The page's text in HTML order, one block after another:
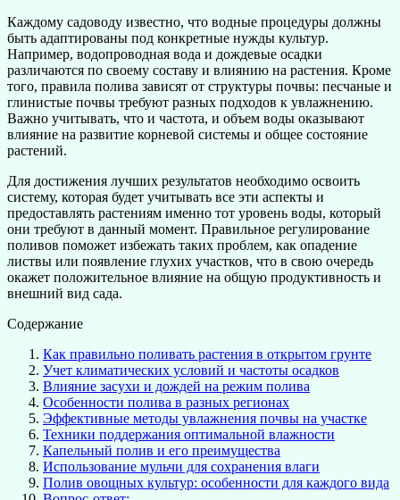
Каждому садоводу известно, что водные процедуры должны
быть адаптированы под конкретные нужды культур.
Например, водопроводная вода и дождевые осадки
различаются по своему составу и влиянию на растения. Кроме
того, правила полива зависят от структуры почвы: песчаные и
глинистые почвы требуют разных подходов к увлажнению.
Важно учитывать, что и частота, и объем воды оказывают
влияние на развитие корневой системы и общее состояние
растений.
Для достижения лучших результатов необходимо освоить
систему, которая будет учитывать все эти аспекты и
предоставлять растениям именно тот уровень воды, который
они требуют в данный момент. Правильное регулирование
поливов поможет избежать таких проблем, как опадение
листвы или появление глухих участков, что в свою очередь
окажет положительное влияние на общую продуктивность и
внешний вид сада.
Содержание
Как правильно поливать растения в открытом грунте
Учет климатических условий и частоты осадков
Влияние засухи и дождей на режим полива
Особенности полива в разных регионах
Эффективные методы увлажнения почвы на участке
Техники поддержания оптимальной влажности
Капельный полив и его преимущества
Использование мульчи для сохранения влаги
Полив овощных культур: особенности для каждого вида